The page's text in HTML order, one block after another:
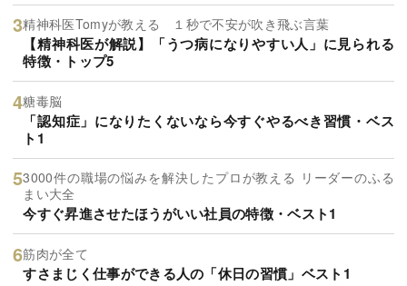
精神科医Tomyが教える １秒で不安が吹き飛ぶ言葉
【精神科医が解説】「うつ病になりやすい人」に見られる
特徴・トップ5
糖毒脳
「認知症」になりたくないなら今すぐやるべき習慣・ベス
ト1
3000件の職場の悩みを解決したプロが教える リーダーのふる
まい大全
今すぐ昇進させたほうがいい社員の特徴・ベスト1
筋肉が全て
すさまじく仕事ができる人の「休日の習慣」ベスト1